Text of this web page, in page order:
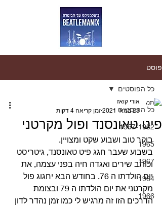
פוסט
כל הפוסטים
1957-1962
1965
1967
1964
1966
כל הפוסטים
פיט טאונסנד ופול מקרטני
אורי קואז
23 במאי 2021
זמן קריאה 4 דקות
בוקר טוב ושבוע שקט ומצויין.
בשבוע שעבר חגג פיט טאונסנד, גיטריסט
וכותב שירים ואגדה חיה בפני עצמה, את
יום הולדתו ה 76. בחודש הבא יחגוג פול
מקרטני את יום הולדתו ה 79 ובצומת
הדרכים הזו זה מרגיש לי כמו זמן נהדר לדון